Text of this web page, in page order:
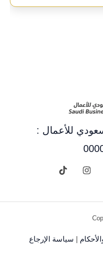
للأعمال :
سياسة الإرجاع